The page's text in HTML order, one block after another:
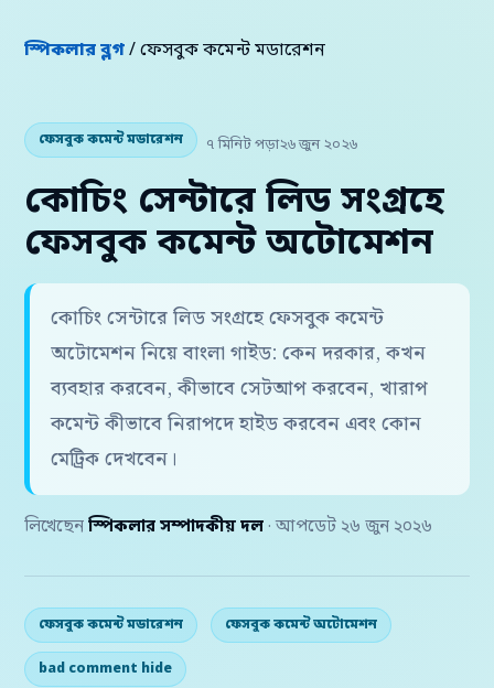
স্পিকলার ব্লগ/ ফেসবুক কমেন্ট মডারেশন
ফেসবুক কমেন্ট মডারেশন ৭ মিনিট পড়া২৬ জুন ২০২৬
কোচিং সেন্টারে লিড সংগ্রহে
ফেসবুক কমেন্ট অটোমেশন
কোচিং সেন্টারে লিড সংগ্রহে ফেসবুক কমেন্ট
অটোমেশন নিয়ে বাংলা গাইড: কেন দরকার, কখন
ব্যবহার করবেন, কীভাবে সেটআপ করবেন, খারাপ
কমেন্ট কীভাবে নিরাপদে হাইড করবেন এবং কোন
মেট্রিক দেখবেন।
লিখেছেন স্পিকলার সম্পাদকীয় দল · আপডেট ২৬ জুন ২০২৬
ফেসবুক কমেন্ট মডারেশন ফেসবুক কমেন্ট অটোমেশন
bad comment hide